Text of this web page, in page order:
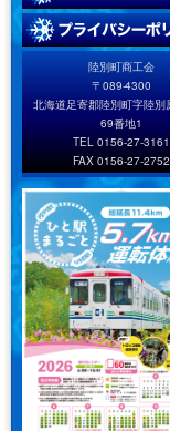
陸別町商工会
〒089-4300
北海道足寄郡陸別町字陸別
69番地1
TEL 0156-27-3161
FAX 0156-27-2752